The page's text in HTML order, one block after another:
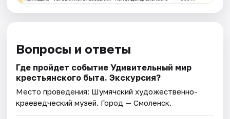
Вопросы и ответы
Где пройдет событие Удивительный мир
крестьянского быта. Экскурсия?
Место проведения: Шумячский художественно-
краеведческий музей. Город — Смоленск.